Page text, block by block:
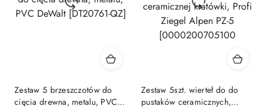
Zestaw 5 brzeszczotów do
cięcia drewna, metalu, PVC
Zestaw 5szt. wierteł do do
pustaków ceramicznych,